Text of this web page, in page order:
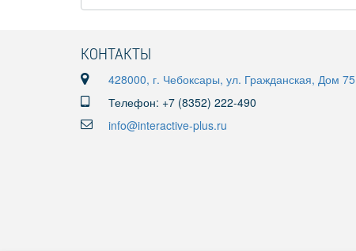
КОНТАКТЫ
428000, г. Чебоксары, ул. Гражданская, Дом 75
Телефон: +7 (8352) 222-490
info@interactive-plus.ru